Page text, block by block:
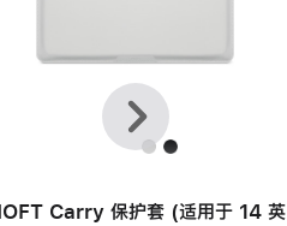
Carry 保护套 (适用于 14 英
上
一
个
下
一
个